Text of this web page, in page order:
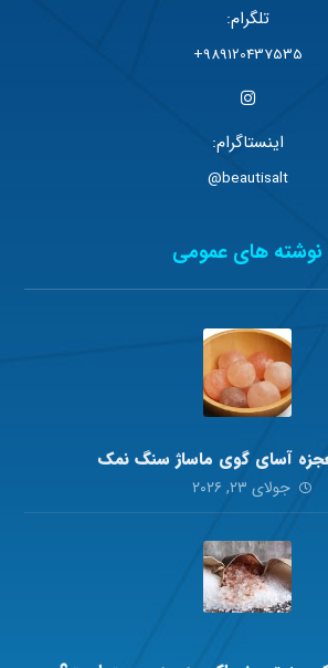
تلگرام:
989120437535+
اینستاگرام:
beautisalt@
نوشته های عمومی
آسای گوی ماساژ سنگ نمک
جولای ۲۳, ۲۰۲۶